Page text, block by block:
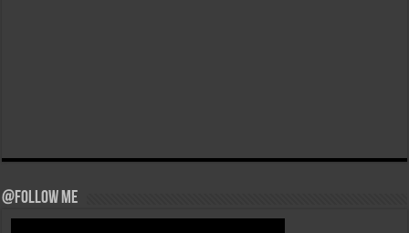
@Follow Me